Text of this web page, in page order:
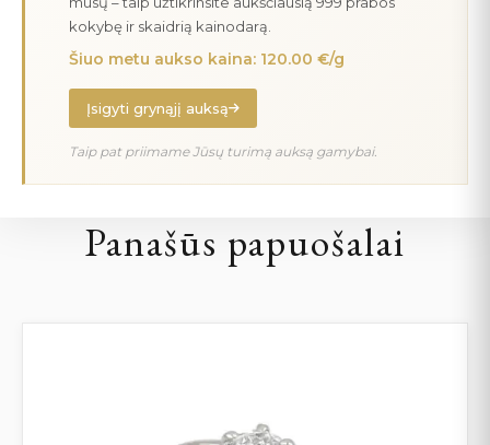
kokybę ir skaidrią kainodarą.
Šiuo metu aukso kaina: 120.00 €/g
Įsigyti grynąjį auksą
Taip pat priimame Jūsų turimą auksą gamybai.
Panašūs papuošalai